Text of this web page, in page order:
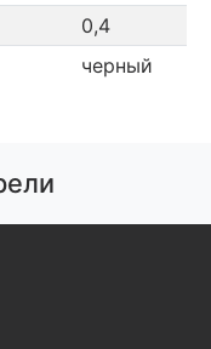
0,4
черный